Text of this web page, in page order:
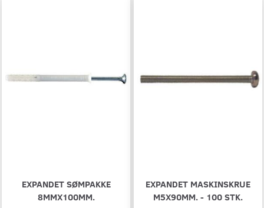
EXPANDET SØMPAKKE
8MMX100MM.
EXPANDET MASKINSKRUE
M5X90MM. - 100 STK.